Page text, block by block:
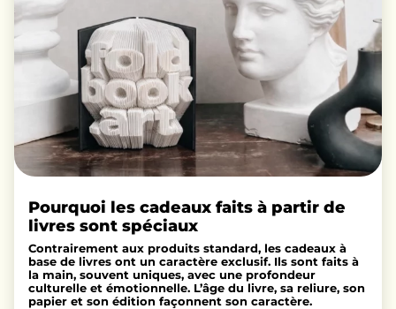
Pourquoi les cadeaux faits à partir de
livres sont spéciaux
Contrairement aux produits standard, les cadeaux à
base de livres ont un caractère exclusif. Ils sont faits à
la main, souvent uniques, avec une profondeur
culturelle et émotionnelle. L’âge du livre, sa reliure, son
papier et son édition façonnent son caractère.